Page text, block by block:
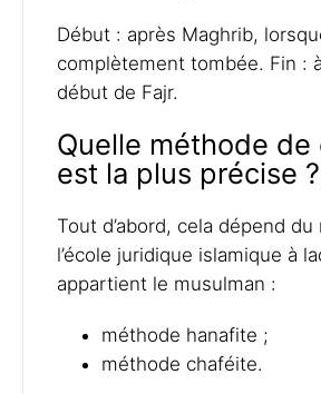
Début : après Maghrib,
complètement tombée. Fin : à
début de Fajr.
Quelle méthode de
est la plus précise ?
Tout d’abord, cela dépend
l’école juridique islamique à
appartient le musulman :
méthode hanafite ;
méthode chaféite.